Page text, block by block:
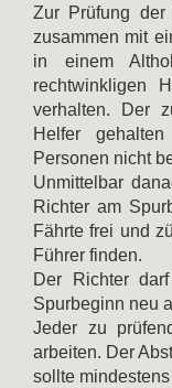
Zur Prüfung der
zusammen mit
in einem
rechtwinkligen
verhalten. Der
Helfer
Personen nicht
Unmittelbar
Richter am
Fährte frei und
Führer finden.
Der Richter
Spurbeginn neu
Jeder zu
arbeiten. Der
sollte